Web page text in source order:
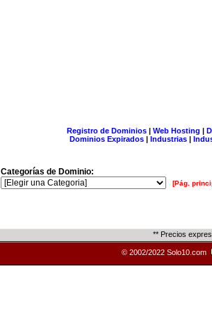
Registro de Dominios| Web Hosting |
Dominios Expirados | Industrias |
Categorías de Dominio:
[Pág.
** Precios
© 2002/2022 Solo10.com